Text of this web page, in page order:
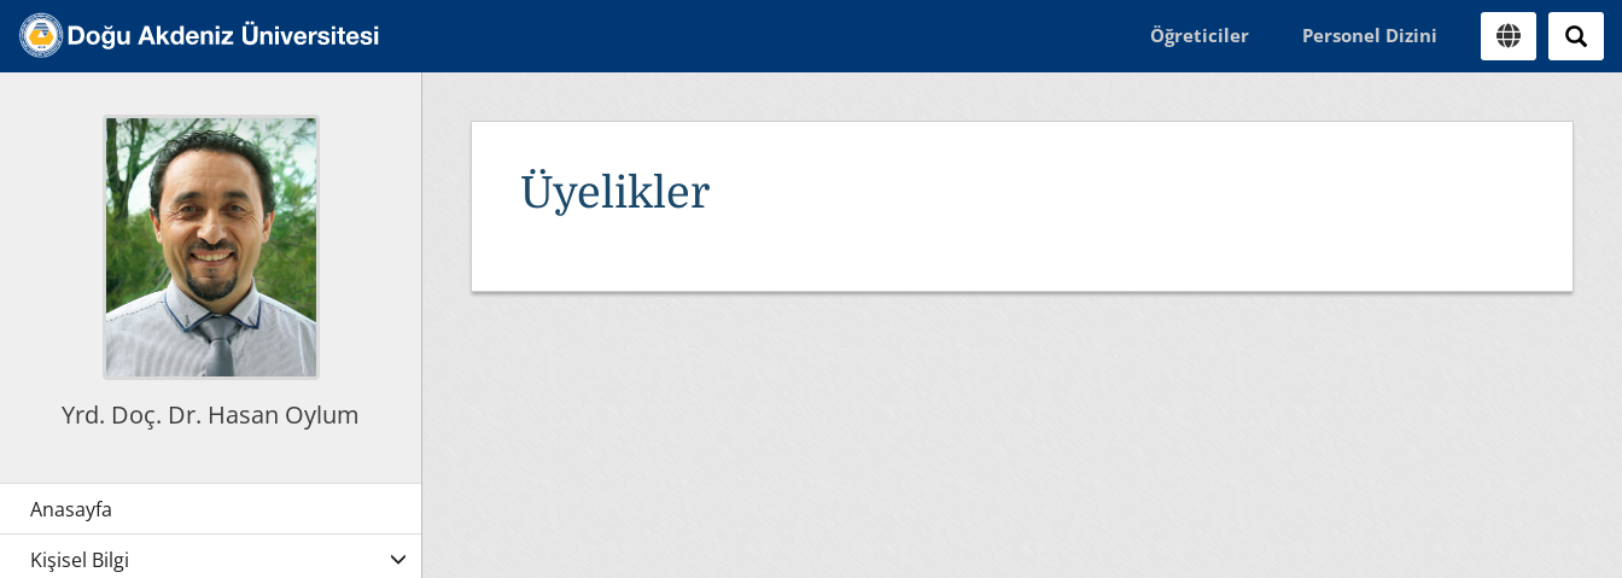
Öğreticiler Personel Dizini
Üyelikler
Yrd. Doç. Dr. Hasan Oylum
Kişisel Bilgi